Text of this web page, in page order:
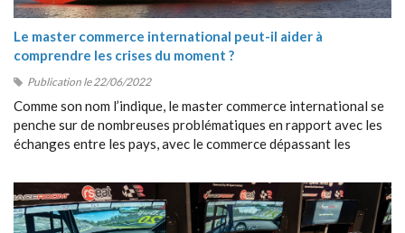
Le master commerce international peut-il aider à
comprendre les crises du moment ?
Publication le 22/06/2022
Comme son nom l’indique, le master commerce international se
penche sur de nombreuses problématiques en rapport avec les
échanges entre les pays, avec le commerce dépassant les